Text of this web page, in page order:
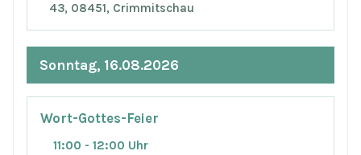
43, 08451, Crimmitschau
Sonntag, 16.08.2026
Wort-Gottes-Feier
11:00 - 12:00 Uhr